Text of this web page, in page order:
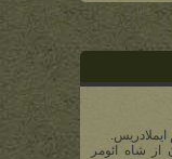
ایملادریس.
از شاه ائومر